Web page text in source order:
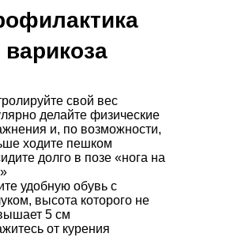
варикоза
свой вес
делайте физические
и, по возможности,
ходите пешком
долго в позе «нога на
удобную обувь с
высота которого не
5 см
от курения